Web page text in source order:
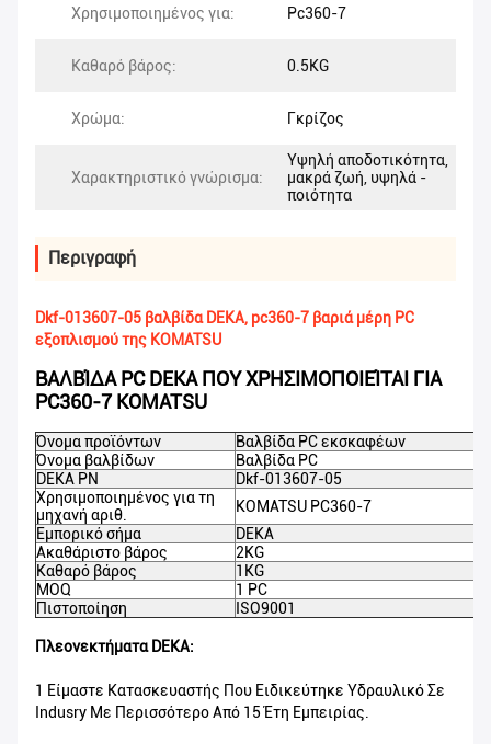
Χρησιμοποιημένος για: Pc360-7
Καθαρό βάρος: 0.5KG
Χρώμα: Γκρίζος
Χαρακτηριστικό γνώρισμα:
Υψηλή αποδοτικότητα,
μακρά ζωή, υψηλά -
ποιότητα
Περιγραφή
Dkf-013607-05 βαλβίδα DEKA, pc360-7 βαριά μέρη PC
εξοπλισμού της KOMATSU
ΒΑΛΒΊΔΑ PC DEKA ΠΟΥ ΧΡΗΣΙΜΟΠΟΙΕΊΤΑΙ ΓΙΑ
PC360-7 KOMATSU
Όνομα προϊόντων
Βαλβίδα PC εκσκαφέων
Όνομα βαλβίδων
Βαλβίδα PC
DEKA PN
Dkf-013607-05
Χρησιμοποιημένος για τη
μηχανή αριθ.
KOMATSU PC360-7
Εμπορικό σήμα
DEKA
Ακαθάριστο βάρος
2KG
Καθαρό βάρος
1KG
MOQ
1 PC
Πιστοποίηση
ISO9001
Πλεονεκτήματα DEKA:
1 Είμαστε Κατασκευαστής Που Ειδικεύτηκε Υδραυλικό Σε
Indusry Με Περισσότερο Από 15 Έτη Εμπειρίας.